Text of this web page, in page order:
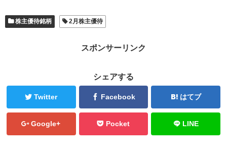
株主優待銘柄 2月株主優待
スポンサーリンク
シェアする
Twitter Facebook はてブ
Google+ Pocket LINE